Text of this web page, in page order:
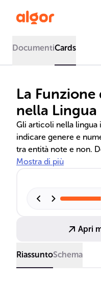
DocumentiCards
La
nella Lingua
Gli articoli nella lingua
indicare genere e
tra entità note e non.
indeterminativi come
cui si parla. La loro
Mostra di più
Apri
RiassuntoSchema